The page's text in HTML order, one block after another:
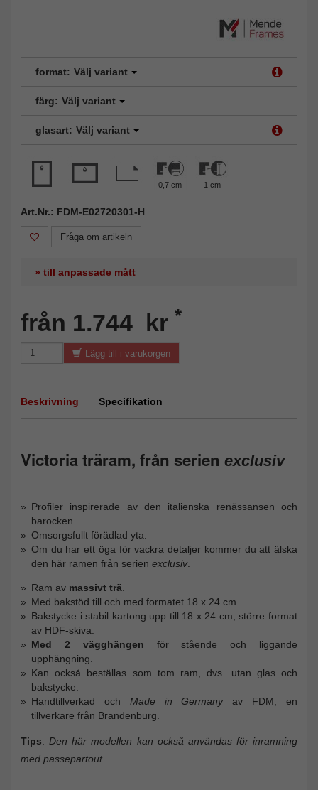
format: Välj variant
färg: Välj variant
glasart: Välj variant
0,7 cm 1 cm
Art.Nr.: FDM-E02720301-H
Fråga om artikeln
» till anpassade mått
från 1.744 kr *
Lägg till i varukorgen
Beskrivning Specifikation
Victoria träram, från serien exclusiv
Profiler inspirerade av den italienska renässansen och
barocken.
Omsorgsfullt förädlad yta.
Om du har ett öga för vackra detaljer kommer du att älska
den här ramen från serien exclusiv.
Ram av massivt trä
Med bakstöd till och med formatet 18 x 24 cm.
Bakstycke i stabil kartong upp till 18 x 24 cm, större format
av HDF-skiva.
Med 2 vägghängen för stående och liggande
upphängning.
Kan också beställas som tom ram, dvs. utan glas och
bakstycke.
Handtillverkad och Made in Germanyav FDM, en
tillverkare från Brandenburg.
Tips: Den här modellen kan också användas för inramning
med passepartout.